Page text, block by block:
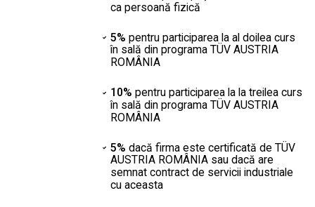
ca persoană fizică
5% pentru participarea la al doilea curs
în sală din programa TÜV AUSTRIA
ROMÂNIA
10% pentru participarea la la treilea curs
în sală din programa TÜV AUSTRIA
ROMÂNIA
5% dacă firma este certificată de TÜV
AUSTRIA ROMÂNIA sau dacă are
semnat contract de servicii industriale
cu aceasta